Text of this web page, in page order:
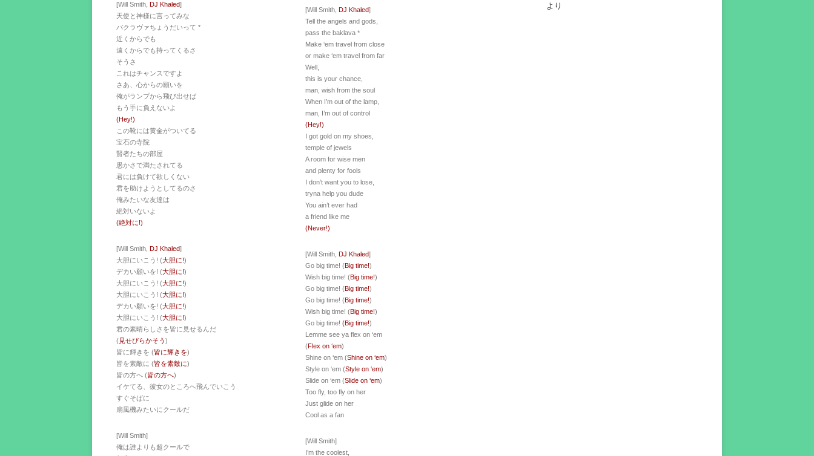
[Will Smith, DJ Khaled]
天使と神様に言ってみな
バクラヴァちょうだいって *
近くからでも
遠くからでも持ってくるさ
そうさ
これはチャンスですよ
さあ、心からの願いを
俺がランプから飛び出せば
もう手に負えないよ
(Hey!)
この靴には黄金がついてる
宝石の寺院
賢者たちの部屋
愚かさで満たされてる
君には負けて欲しくない
君を助けようとしてるのさ
俺みたいな友達は
絶対いないよ
(絶対に!)
[Will Smith, DJ Khaled]
大胆にいこう! (大胆に!)
デカい願いを! (大胆に!)
大胆にいこう! (大胆に!)
大胆にいこう! (大胆に!)
デカい願いを! (大胆に!)
大胆にいこう! (大胆に!)
君の素晴らしさを皆に見せるんだ
(見せびらかそう )
皆に輝きを (皆に輝きを)
皆を素敵に (皆を素敵に)
皆の方へ (皆の方へ)
イケてる、彼女のところへ飛んでいこう
すぐそばに
扇風機みたいにクールだ
[Will Smith]
俺は誰よりも超クールで
[Will Smith, DJ Khaled]
Tell the angels and gods,
pass the baklava *
Make ‘em travel from close
or make ‘em travel from far
Well,
this is your chance,
man, wish from the soul
When I’m out of the lamp,
man, I’m out of control
(Hey!)
I got gold on my shoes,
temple of jewels
A room for wise men
and plenty for fools
I don’t want you to lose,
tryna help you dude
You ain’t ever had
a friend like me
(Never!)
[Will Smith, DJ Khaled]
Go big time! (Big time!)
Wish big time! (Big time!)
Go big time! (Big time!)
Go big time! (Big time!)
Wish big time! (Big time!)
Go big time! (Big time!)
Lemme see ya flex on ‘em
(Flex on ‘em)
Shine on ‘em (Shine on ‘em)
Style on ‘em (Style on ‘em)
Slide on ‘em (Slide on ‘em)
Too fly, too fly on her
Just glide on her
Cool as a fan
[Will Smith]
I’m the coolest,
より